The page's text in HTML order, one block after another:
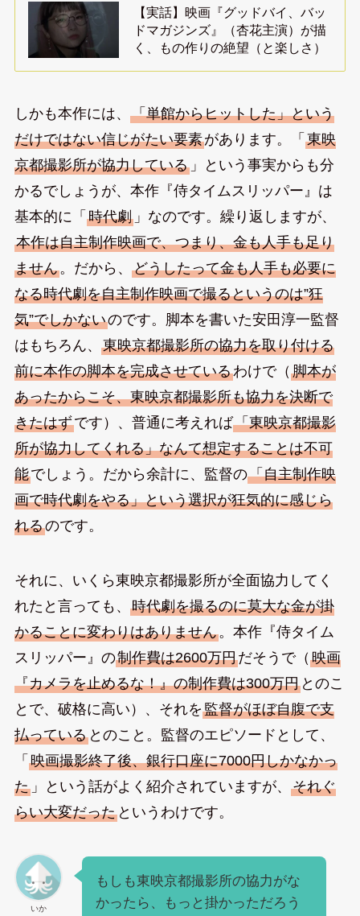
【実話】映画『グッドバイ、バッ
ドマガジンズ』（杏花主演）が描
く、もの作りの絶望（と楽しさ）
しかも本作には、 「単館からヒットした」という
だけではない信じがたい要素があります。「 東映
京都撮影所が協力している」という事実からも分
かるでしょうが、本作『侍タイムスリッパー』は
基本的に「 時代劇」なのです。繰り返しますが、
本作は自主制作映画で、つまり、金も人手も足り
ません。だから、 どうしたって金も人手も必要に
なる時代劇を自主制作映画で撮るというのは”狂
気”でしかないのです。脚本を書いた安田淳一監督
はもちろん、 東映京都撮影所の協力を取り付ける
前に本作の脚本を完成させているわけで（ 脚本が
あったからこそ、東映京都撮影所も協力を決断で
きたはずです）、普通に考えれば「東映京都撮影
所が協力してくれる」なんて想定することは不可
能でしょう。だから余計に、監督の「自主制作映
画で時代劇をやる」という選択が狂気的に感じら
れるのです。
それに、いくら東映京都撮影所が全面協力してく
れたと言っても、 時代劇を撮るのに莫大な金が掛
かることに変わりはありません。本作『侍タイム
スリッパー』の制作費は2600万円だそうで（ 映画
『カメラを止めるな！』の制作費は300万円とのこ
とで、破格に高い）、それを監督がほぼ自腹で支
払っているとのこと。監督のエピソードとして、
「 映画撮影終了後、銀行口座に7000円しかなかっ
た」という話がよく紹介されていますが、 それぐ
らい大変だったというわけです。
いか
もしも東映京都撮影所の協力がな
かったら、もっと掛かっただろう